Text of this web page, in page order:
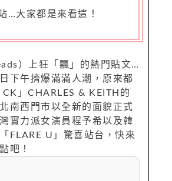
…大家都是來看這！
）上狂「飄」的熱門貼文…
下午擠爆滿滿人潮，原來都
」CHARLES & KEITH的
南西門市以全新的面貌正式
實力派女演員程予希以及韓
FLARE U」驚喜站台，快來
吧！